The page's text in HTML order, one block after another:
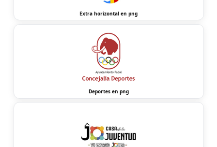
Extra horizontal en png
Deportes en png